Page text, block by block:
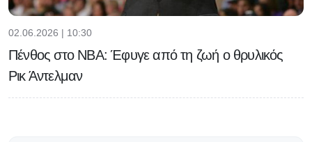
02.06.2026 | 10:30
Πένθος στο NBA: Έφυγε από τη ζωή ο θρυλικός
Ρικ Άντελμαν